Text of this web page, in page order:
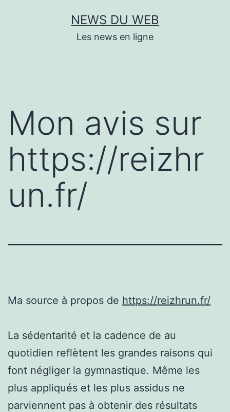
NEWS DU WEB
Les news en ligne
Mon avis sur
https://reizhr
un.fr/
Ma source à propos de https://reizhrun.fr/
La sédentarité et la cadence de au
quotidien reflètent les grandes raisons qui
font négliger la gymnastique. Même les
plus appliqués et les plus assidus ne
parviennent pas à obtenir des résultats